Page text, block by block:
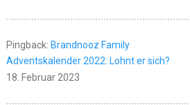
Pingback: Brandnooz Family
Adventskalender 2022: Lohnt er sich?
18. Februar 2023